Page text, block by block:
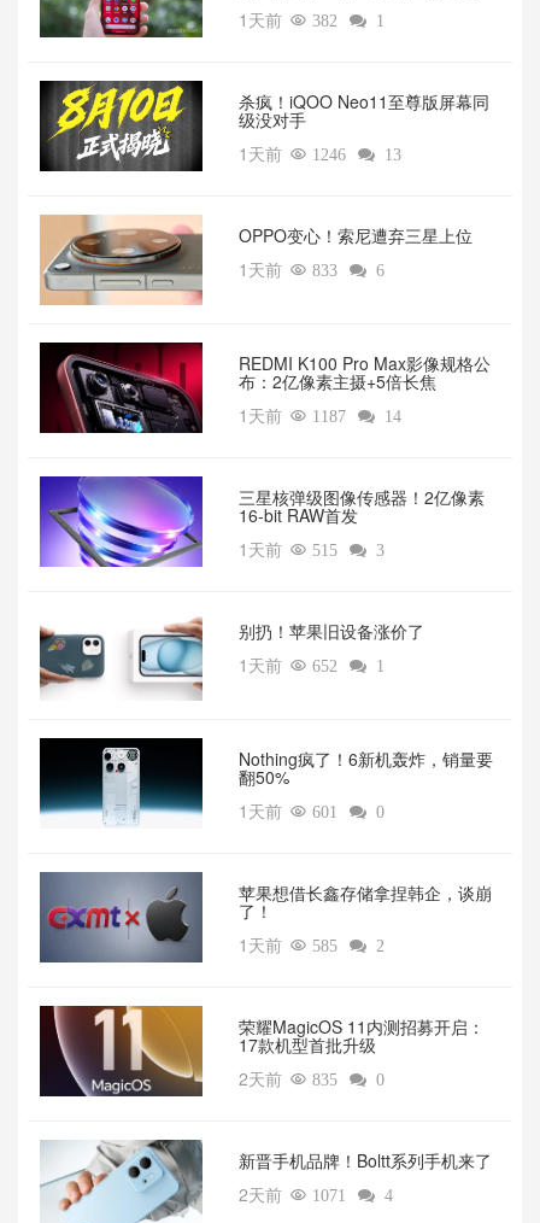
1天前  382  1
杀疯！iQOO Neo11至尊版屏幕同
级没对手
1天前  1246  13
OPPO变心！索尼遭弃三星上位‌
1天前  833  6
REDMI K100 Pro Max影像规格公
布：2亿像素主摄+5倍长焦
1天前  1187  14
三星核弹级图像传感器！2亿像素
16-bit RAW首发
1天前  515  3
别扔！苹果旧设备涨价了‌
1天前  652  1
‌Nothing疯了！6新机轰炸，销量要
翻50%‌
1天前  601  0
苹果想借长鑫存储拿捏韩企，谈崩
了！
1天前  585  2
荣耀MagicOS 11内测招募开启：
17款机型首批升级
2天前  835  0
新晋手机品牌！Boltt系列手机来了
2天前  1071  4